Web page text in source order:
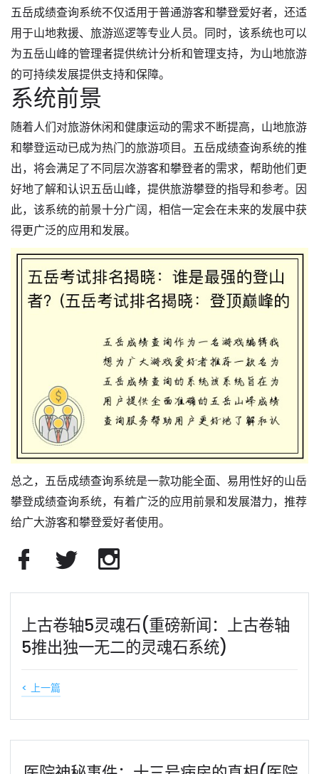
五岳成绩查询系统不仅适用于普通游客和攀登爱好者，还适
用于山地救援、旅游巡逻等专业人员。同时，该系统也可以
为五岳山峰的管理者提供统计分析和管理支持，为山地旅游
的可持续发展提供支持和保障。
系统前景
随着人们对旅游休闲和健康运动的需求不断提高，山地旅游
和攀登运动已成为热门的旅游项目。五岳成绩查询系统的推
出，将会满足了不同层次游客和攀登者的需求，帮助他们更
好地了解和认识五岳山峰，提供旅游攀登的指导和参考。因
此，该系统的前景十分广阔，相信一定会在未来的发展中获
得更广泛的应用和发展。
总之，五岳成绩查询系统是一款功能全面、易用性好的山岳
攀登成绩查询系统，有着广泛的应用前景和发展潜力，推荐
给广大游客和攀登爱好者使用。
上古卷轴5灵魂石(重磅新闻：上古卷轴
5推出独一无二的灵魂石系统)
< 上一篇